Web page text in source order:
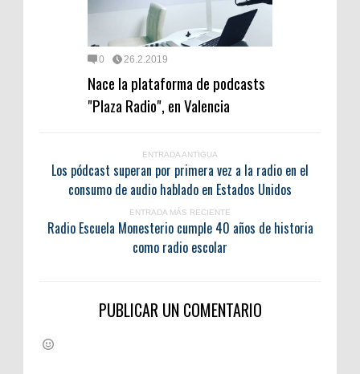
0 26.2.2019
Nace la plataforma de podcasts
"Plaza Radio", en Valencia
ENTRADA ANTIGUA
Los pódcast superan por primera vez a la radio en el
consumo de audio hablado en Estados Unidos
ENTRADA MÁS RECIENTE
Radio Escuela Monesterio cumple 40 años de historia
como radio escolar
PUBLICAR UN COMENTARIO